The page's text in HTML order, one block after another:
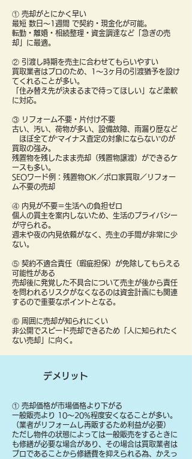
① 売却がとにかく早い
最短 数日〜1週間 で契約・現金化が可能。
転勤・離婚・相続整理・資金調達など「急ぎの売
却」に最適。
② 引渡し時期を売主に合わせてもらいやすい
買取業者はプロのため、1〜3ヶ月の引渡猶予を設け
てくれることが多い。
「住み替え先が決まるまで待ってほしい」など柔軟
に対応。
③ リフォーム不要・片付け不要
古い、汚い、荷物が多い、設備故障、雨漏り歴など
ほぼ全てが“マイナス査定の対象にならない”のが
買取の強み。
残置物を残したまま売却（残置物譲渡）ができるケ
ースも多い。
SEOワード例：残置物OK／ボロ家買取／リフォー
ム不要の売却
④ 内見が不要＝生活への負担ゼロ
個人の買主を案内しないため、生活のプライバシー
が守られる。
週末や夜の内見依頼がなく、売主の手間が非常に少
ない。
⑤ 契約不適合責任（瑕疵担保）が免除してもらえる
可能性がある
売却後に発覚した不具合について売主が後から責任
を問われるリスクがなくなるのは資金計画にも関連
するので重要なポイントとなる。
⑥ 周囲に売却が知られにくい
非公開でスピード売却できるため「人に知られたく
ない売却」に向く。
デメリット
① 売却価格が市場価格より下がる
一般販売より 10〜20%程度安くなることが多い。
（業者がリフォームし再販するため利益が必要）
ただし物件の状態によっては一般販売をするときに
も修繕が必要な場合があり、その場合は買取業者は
プロであることから修繕費を抑えられる為、かえっ